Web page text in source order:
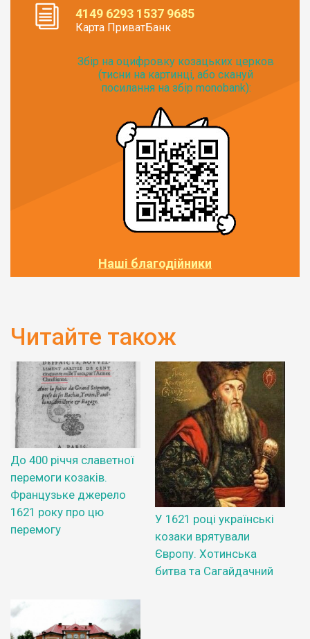
4149 6293 1537 9685
Карта ПриватБанк
Збір на оцифровку козацьких церков
(тисни на картинці, або скануй
посилання на збір monobank):
Наші благодійники
Читайте також
До 400 річчя славетної
перемоги козаків.
Французьке джерело
1621 року про цю
перемогу
У 1621 році українські
козаки врятували
Європу. Хотинська
битва та Сагайдачний